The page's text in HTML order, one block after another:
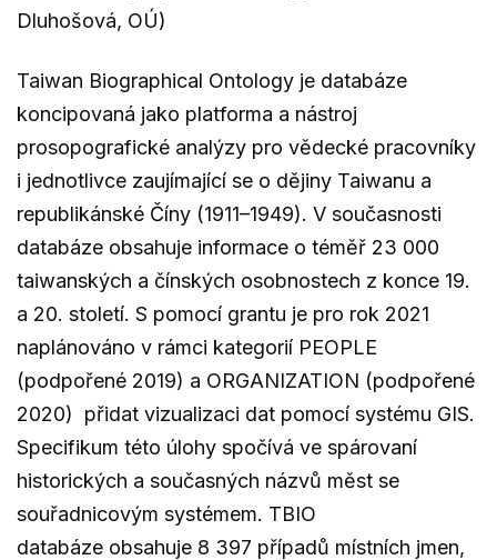
Dluhošová, OÚ)
Taiwan Biographical Ontology je databáze
koncipovaná jako platforma a nástroj
prosopografické analýzy pro vědecké pracovníky
i jednotlivce zaujímající se o dějiny Taiwanu a
republikánské Číny (1911–1949). V současnosti
databáze obsahuje informace o téměř 23 000
taiwanských a čínských osobnostech z konce 19.
a 20. století. S pomocí grantu je pro rok 2021
naplánováno v rámci kategorií PEOPLE
(podpořené 2019) a ORGANIZATION (podpořené
2020) přidat vizualizaci dat pomocí systému GIS.
Specifikum této úlohy spočívá ve spárovaní
historických a současných názvů měst se
souřadnicovým systémem. TBIO
databáze obsahuje 8 397 případů místních jmen,